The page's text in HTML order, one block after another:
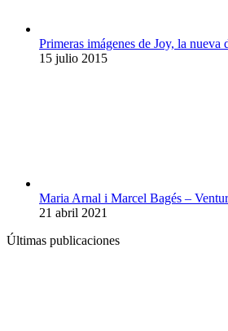
Primeras imágenes de Joy, la
15 julio 2015
Maria Arnal i Marcel Bagés –
21 abril 2021
Últimas publicaciones